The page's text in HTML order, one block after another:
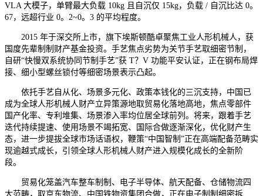
VLA 大模子，单臂最大负载 10kg 且自沉仅 15kg，负载 / 自沉比达 0。
67，远超行业 0。2~0。3 的平均程度。
2015 年于深交所上市，旗下埃斯顿酷卓聚焦工业人形机械人，获
国度先辈制制财产基金投资。手艺焦点劣势为关节手艺取细密节制，
自研“快慢双系统协同节制手艺”获 T？V 功能平安认证，正在钢布局焊
接、细小型螺丝锁付等细密场景表示凸起。
依托手艺自从化、场景多元化、政策本钱化的三沉支持，中国已
成为全球人形机械人财产立异策源地取贸易化落地高地，焦点零部件
国产化率、专利堆集、场景渗入率均位居全球前列。将来，跟着手艺
迭代持续提速、使用场景不竭拓宽、国际合做逐渐深化，优化财产生
态，进一步提拔全球市场话语权，鞭策“中国智制”正在高端配备范畴实
现逾越式成长，引领全球人形机械人财产进入规模化成长的全新阶
段。
贸易化笼盖汽车整车制制、电子半导体、航天配备、仓储物流四
大范畴，取京东物流、中国铁物资集团合做，正在电子制制细密拆